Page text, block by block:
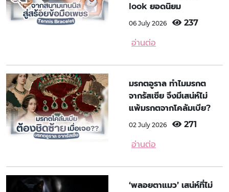
look ยอดนิยม
06 July 2026 237
อ่านต่อ
มรกตอูราล ทำไมมรกต
จากรัสเซีย จึงมีเสน่ห์ไม่
แพ้มรกตจากโคลัมเบีย?
02 July 2026 271
อ่านต่อ
‘พลอยตาแมว’ เสน่ห์ที่ไม่